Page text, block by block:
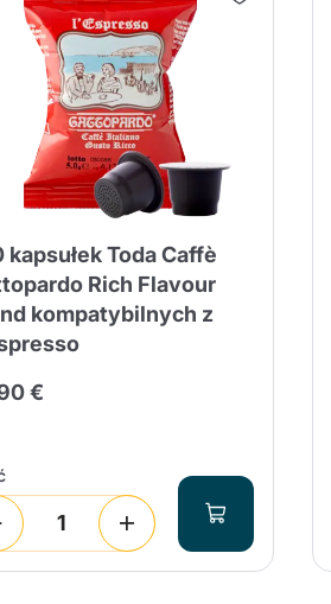
kapsułek Toda Caffè
Rich Flavour
kompatybilnych z
€